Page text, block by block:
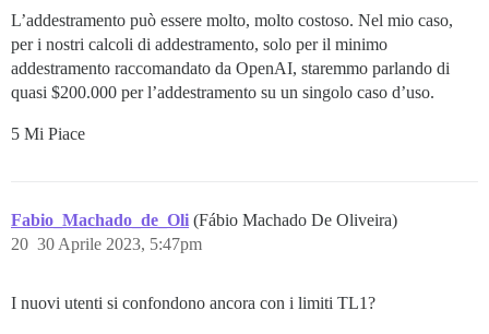
L’addestramento può essere molto, molto costoso. Nel mio caso,
per i nostri calcoli di addestramento, solo per il minimo
addestramento raccomandato da OpenAI, staremmo parlando di
quasi $200.000 per l’addestramento su un singolo caso d’uso.
5 Mi Piace
Fabio_Machado_de_Oli (Fábio Machado De Oliveira)
30 Aprile 2023, 5:47pm
20
I nuovi utenti si confondono ancora con i limiti TL1?